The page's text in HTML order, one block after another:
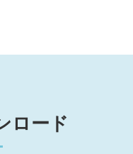
ロード